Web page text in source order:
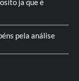
ja que é
pela análise